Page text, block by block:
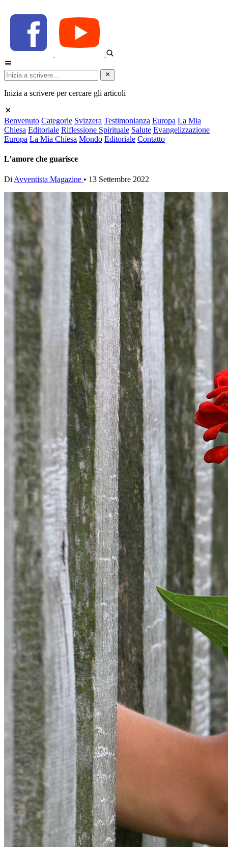
Inizia a scrivere per cercare gli articoli
Benvenuto Categorie Svizzera Testimonianza Europa La Mia
Chiesa Editoriale Riflessione Spirituale Salute Evangelizzazione
Europa La Mia Chiesa Mondo Editoriale Contatto
L’amore che guarisce
Di Avventista Magazine • 13 Settembre 2022